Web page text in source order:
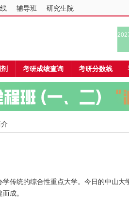
辅导班 研究生院
考研成绩查询 考研分数线
传统的综合性重点大学。今日的中山大
成。